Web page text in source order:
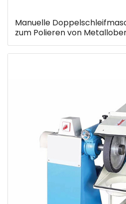
Manuelle
zum Polieren von